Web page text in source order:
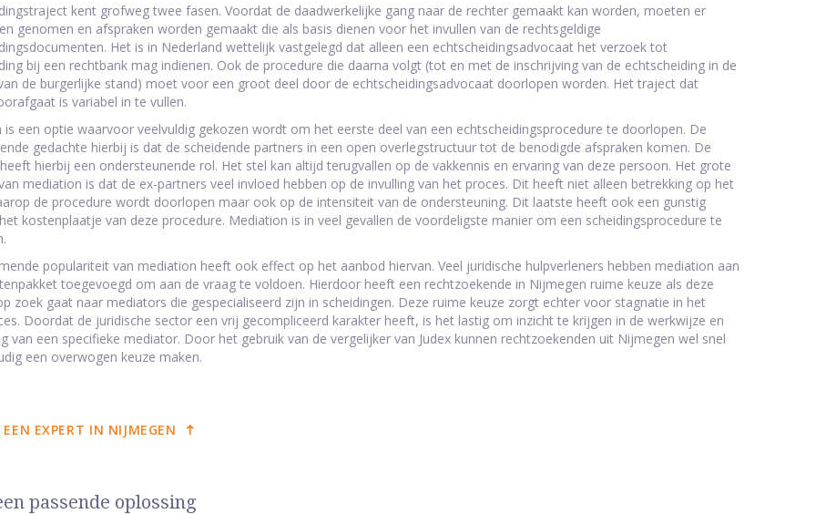
kent grofweg twee fasen. Voordat de daadwerkelijke gang naar de rechter gemaakt kan worden, moeten er
genomen en afspraken worden gemaakt die als basis dienen voor het invullen van de rechtsgeldige
Het is in Nederland wettelijk vastgelegd dat alleen een echtscheidingsadvocaat het verzoek tot
bij een rechtbank mag indienen. Ook de procedure die daarna volgt (tot en met de inschrijving van de echtscheiding in de
de burgerlijke stand) moet voor een groot deel door de echtscheidingsadvocaat doorlopen worden. Het traject dat
is variabel in te vullen.
is een optie waarvoor veelvuldig gekozen wordt om het eerste deel van een echtscheidingsprocedure te doorlopen. De
gedachte hierbij is dat de scheidende partners in een open overlegstructuur tot de benodigde afspraken komen. De
hierbij een ondersteunende rol. Het stel kan altijd terugvallen op de vakkennis en ervaring van deze persoon. Het grote
mediation is dat de ex-partners veel invloed hebben op de invulling van het proces. Dit heeft niet alleen betrekking op het
de procedure wordt doorlopen maar ook op de intensiteit van de ondersteuning. Dit laatste heeft ook een gunstig
kostenplaatje van deze procedure. Mediation is in veel gevallen de voordeligste manier om een scheidingsprocedure te
populariteit van mediation heeft ook effect op het aanbod hiervan. Veel juridische hulpverleners hebben mediation aan
toegevoegd om aan de vraag te voldoen. Hierdoor heeft een rechtzoekende in Nijmegen ruime keuze als deze
zoek gaat naar mediators die gespecialiseerd zijn in scheidingen. Deze ruime keuze zorgt echter voor stagnatie in het
Doordat de juridische sector een vrij gecompliceerd karakter heeft, is het lastig om inzicht te krijgen in de werkwijze en
van een specifieke mediator. Door het gebruik van de vergelijker van Judex kunnen rechtzoekenden uit Nijmegen wel snel
een overwogen keuze maken.
EXPERT IN NIJMEGEN
passende oplossing